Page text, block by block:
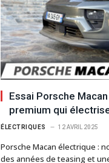
Essai Porsche
premium qui
ÉLECTRIQUES 12 AVRIL 2025
Porsche Macan électrique :
des années de teasing et